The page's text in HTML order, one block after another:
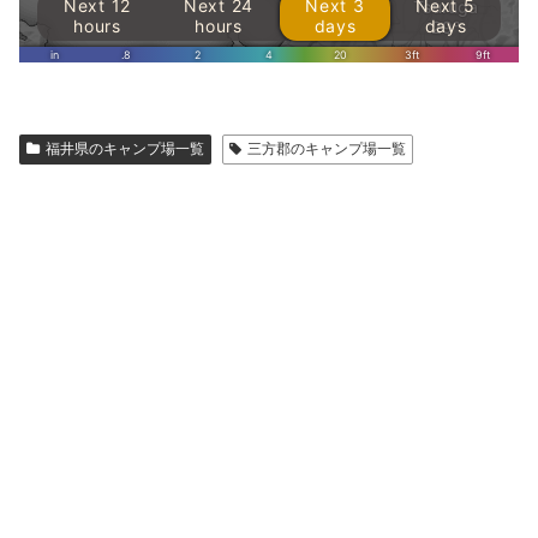
福井県のキャンプ場一覧 三方郡のキャンプ場一覧